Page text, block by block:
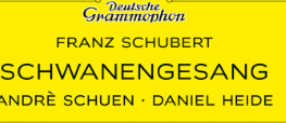
WOLF
MARTIN